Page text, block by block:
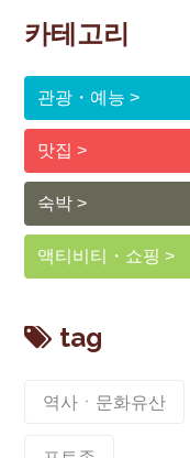
카테고리
관광・예능
맛집
숙박
액티비티・쇼핑
tag
역사ㆍ문화유산